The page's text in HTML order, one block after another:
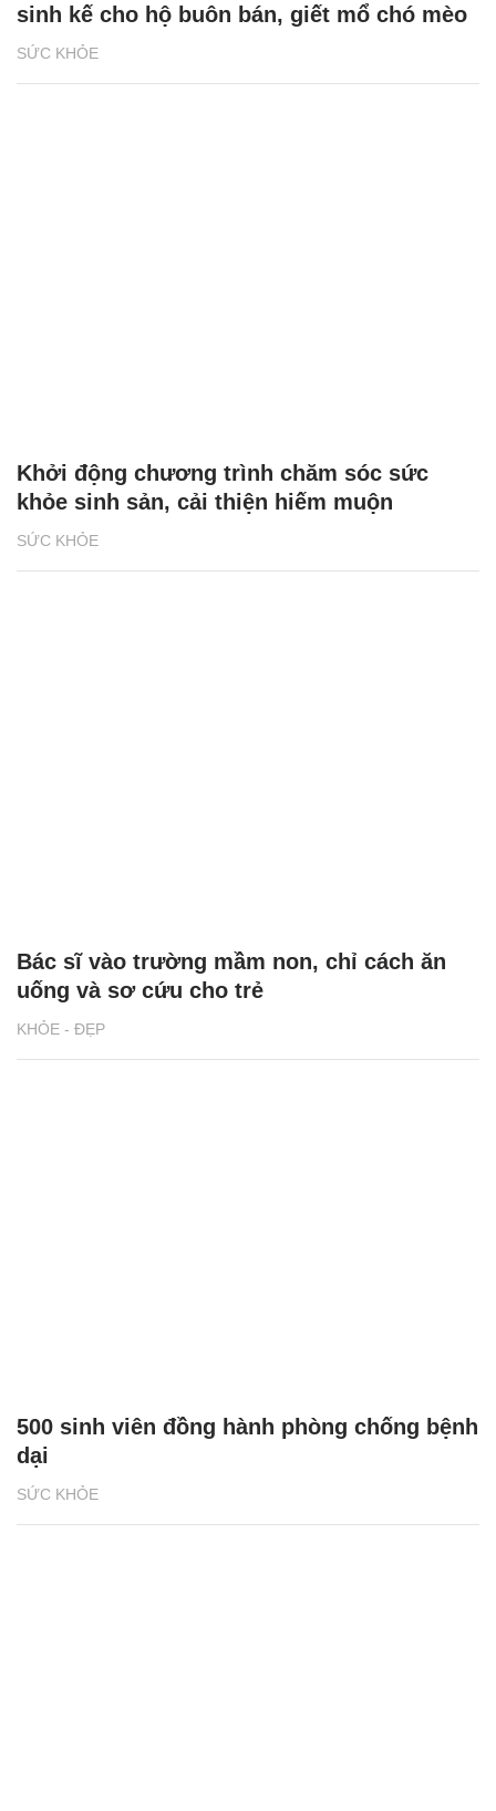
SỨC KHỎE
sinh kế cho hộ buôn bán, giết mổ chó mèo
SỨC KHỎE
Khởi động chương trình chăm sóc sức
khỏe sinh sản, cải thiện hiếm muộn
KHỎE - ĐẸP
Bác sĩ vào trường mầm non, chỉ cách ăn
uống và sơ cứu cho trẻ
SỨC KHỎE
500 sinh viên đồng hành phòng chống bệnh
dại